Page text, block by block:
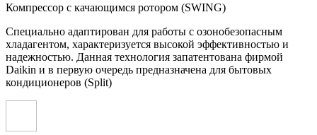
Компрессор с качающимся ротором (SWING)
Специально адаптирован для работы с озонобезопасным
хладагентом, характеризуется высокой эффективностью и
надежностью. Данная технология запатентована фирмой
Daikin и в первую очередь предназначена для бытовых
кондиционеров (Split)